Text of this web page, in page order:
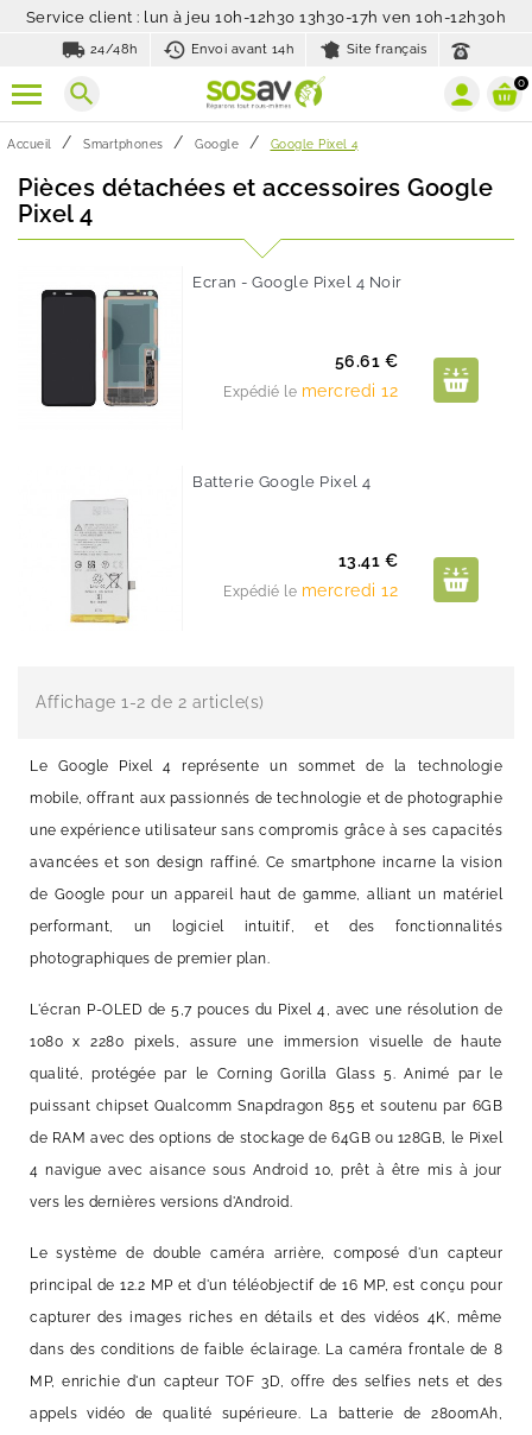
Service client : lun à jeu 10h-12h30 13h30-17h ven 10h-12h30h
local_shipping 24/48h history_toggle_off
Envoi avant 14h Site français
search 0
Accueil Smartphones Google Google Pixel 4
Pièces détachées et accessoires Google
Pixel 4
Ecran - Google Pixel 4 Noir
Prix
56.61 €
Expédié le mercredi 12
Batterie Google Pixel 4
Prix
13.41 €
Expédié le mercredi 12
Affichage 1-2 de 2 article(s)
Le Google Pixel 4 représente un sommet de la technologie
mobile, offrant aux passionnés de technologie et de photographie
une expérience utilisateur sans compromis grâce à ses capacités
avancées et son design raffiné. Ce smartphone incarne la vision
de Google pour un appareil haut de gamme, alliant un matériel
performant, un logiciel intuitif, et des fonctionnalités
photographiques de premier plan.
L'écran P-OLED de 5,7 pouces du Pixel 4, avec une résolution de
1080 x 2280 pixels, assure une immersion visuelle de haute
qualité, protégée par le Corning Gorilla Glass 5. Animé par le
puissant chipset Qualcomm Snapdragon 855 et soutenu par 6GB
de RAM avec des options de stockage de 64GB ou 128GB, le Pixel
4 navigue avec aisance sous Android 10, prêt à être mis à jour
vers les dernières versions d'Android.
Le système de double caméra arrière, composé d'un capteur
principal de 12.2 MP et d'un téléobjectif de 16 MP, est conçu pour
capturer des images riches en détails et des vidéos 4K, même
dans des conditions de faible éclairage. La caméra frontale de 8
MP, enrichie d'un capteur TOF 3D, offre des selfies nets et des
appels vidéo de qualité supérieure. La batterie de 2800mAh,